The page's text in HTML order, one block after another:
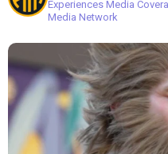
ExperiencesMedia
Media Network